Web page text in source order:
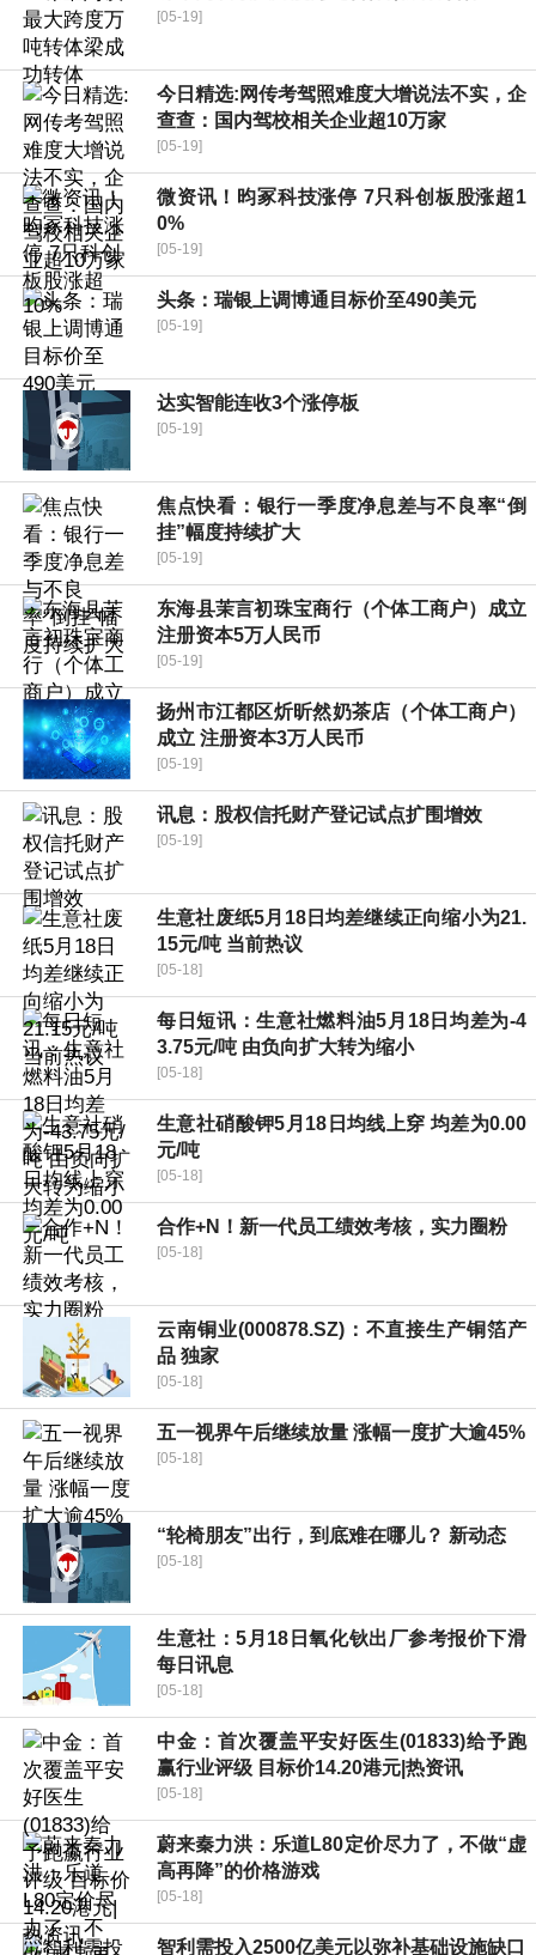
[05-19]
今日精选:网传考驾照难度大增说法不实，企
查查：国内驾校相关企业超10万家
[05-19]
微资讯！昀冢科技涨停 7只科创板股涨超1
0%
[05-19]
头条：瑞银上调博通目标价至490美元
[05-19]
达实智能连收3个涨停板
[05-19]
焦点快看：银行一季度净息差与不良率“倒
挂”幅度持续扩大
[05-19]
东海县茉言初珠宝商行（个体工商户）成立
注册资本5万人民币
[05-19]
扬州市江都区炘昕然奶茶店（个体工商户）
成立 注册资本3万人民币
[05-19]
讯息：股权信托财产登记试点扩围增效
[05-19]
生意社废纸5月18日均差继续正向缩小为21.
15元/吨 当前热议
[05-18]
每日短讯：生意社燃料油5月18日均差为-4
3.75元/吨 由负向扩大转为缩小
[05-18]
生意社硝酸钾5月18日均线上穿 均差为0.00
元/吨
[05-18]
合作+N！新一代员工绩效考核，实力圈粉
[05-18]
云南铜业(000878.SZ)：不直接生产铜箔产
品 独家
[05-18]
五一视界午后继续放量 涨幅一度扩大逾45%
[05-18]
“轮椅朋友”出行，到底难在哪儿？ 新动态
[05-18]
生意社：5月18日氧化钬出厂参考报价下滑
每日讯息
[05-18]
中金：首次覆盖平安好医生(01833)给予跑
赢行业评级 目标价14.20港元|热资讯
[05-18]
蔚来秦力洪：乐道L80定价尽力了，不做“虚
高再降”的价格游戏
[05-18]
智利需投入2500亿美元以弥补基础设施缺口